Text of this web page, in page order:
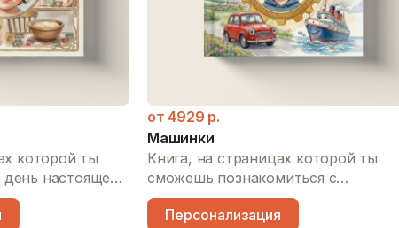
которой ты
настоящей
на
от4929 р.
Машинки
Книга, на страницах которой ты
сможешь познакомиться с
удивительным миром транспорта:
узнать, как гудит пожарная машина,
Персонализация